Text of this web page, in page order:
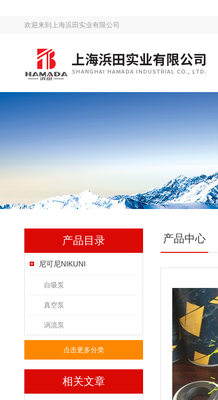
欢迎来到 上海浜田实业有限公司
产品目录
尼可尼NIKUNI
自吸泵
真空泵
涡流泵
点击更多分类
相关文章
产品中心